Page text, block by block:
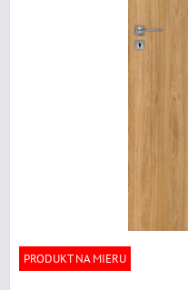
PRODUKT NA MIERU